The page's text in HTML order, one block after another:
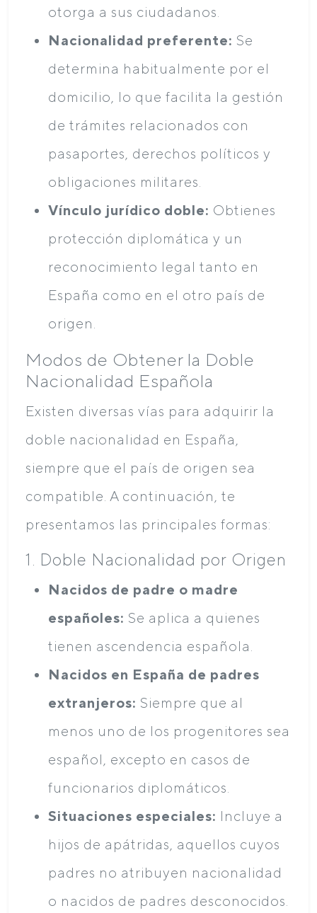
otorga a sus ciudadanos.
Nacionalidad preferente: Se
determina habitualmente por el
domicilio, lo que facilita la gestión
de trámites relacionados con
pasaportes, derechos políticos y
obligaciones militares.
Vínculo jurídico doble: Obtienes
protección diplomática y un
reconocimiento legal tanto en
España como en el otro país de
origen.
Modos de Obtener la Doble
Nacionalidad Española
Existen diversas vías para adquirir la
doble nacionalidad en España,
siempre que el país de origen sea
compatible. A continuación, te
presentamos las principales formas:
1. Doble Nacionalidad por Origen
Nacidos de padre o madre
españoles: Se aplica a quienes
tienen ascendencia española.
Nacidos en España de padres
extranjeros: Siempre que al
menos uno de los progenitores sea
español, excepto en casos de
funcionarios diplomáticos.
Situaciones especiales: Incluye a
hijos de apátridas, aquellos cuyos
padres no atribuyen nacionalidad
o nacidos de padres desconocidos.